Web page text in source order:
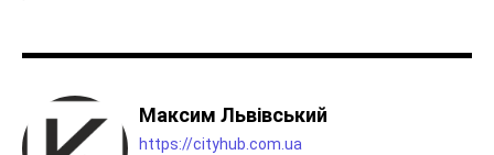
Максим Львівський
https://cityhub.com.ua